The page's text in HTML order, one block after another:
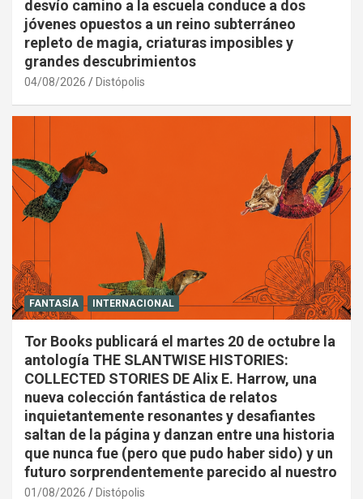
desvío camino a la escuela conduce a dos
jóvenes opuestos a un reino subterráneo
repleto de magia, criaturas imposibles y
grandes descubrimientos
04/08/2026 Distópolis
FANTASÍA INTERNACIONAL
Tor Books publicará el martes 20 de octubre la
antología THE SLANTWISE HISTORIES:
COLLECTED STORIES DE Alix E. Harrow, una
nueva colección fantástica de relatos
inquietantemente resonantes y desafiantes
saltan de la página y danzan entre una historia
que nunca fue (pero que pudo haber sido) y un
futuro sorprendentemente parecido al nuestro
01/08/2026 Distópolis